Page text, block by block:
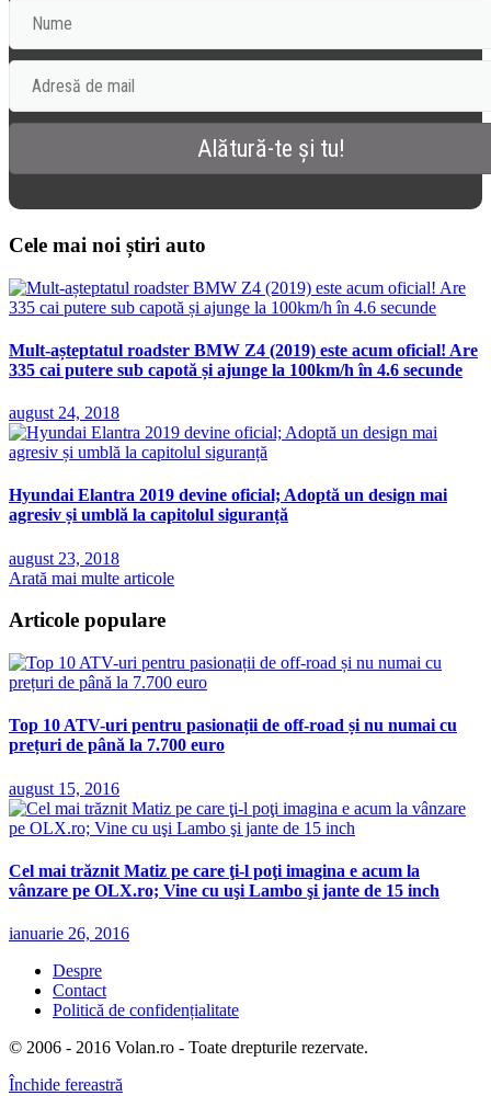
Cele mai noi știri auto
Mult-așteptatul roadster BMW Z4 (2019) este acum oficial! Are
335 cai putere sub capotă și ajunge la 100km/h în 4.6 secunde
august 24, 2018
Hyundai Elantra 2019 devine oficial; Adoptă un design mai
agresiv și umblă la capitolul siguranță
august 23, 2018
Arată mai multe articole
Articole populare
Top 10 ATV-uri pentru pasionații de off-road și nu numai cu
prețuri de până la 7.700 euro
august 15, 2016
Cel mai trăznit Matiz pe care ţi-l poţi imagina e acum la
vânzare pe OLX.ro; Vine cu uşi Lambo şi jante de 15 inch
ianuarie 26, 2016
Despre
Contact
Politică de confidențialitate
© 2006 - 2016 Volan.ro - Toate drepturile rezervate.
Închide fereastră